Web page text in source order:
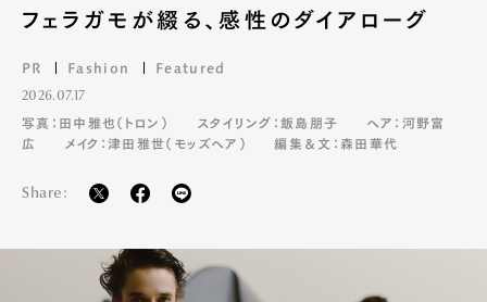
フェラガモが綴る、感性のダイアローグ
PR Fashion Featured
2026.07.17
写真：田中雅也（トロン）
スタイリング：飯島朋子
ヘア：河野富
広
メイク：津田雅世（モッズヘア） 編集＆文：森田華代
Share: